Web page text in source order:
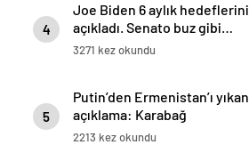
4
Joe Biden 6 aylık hedeflerini
açıkladı. Senato buz gibi…
3271 kez okundu
5
Putin’den Ermenistan’ı yıkan
açıklama: Karabağ
Azerbaycan’ın ayrılmaz bir
2213 kez okundu